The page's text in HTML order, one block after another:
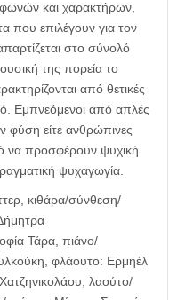
και χαρακτήρων,
που επιλέγουν για τον
στο σύνολό
της πορεία το
από θετικές
Εμπνεόμενοι από απλές
φύση είτε ανθρώπινες
να προσφέρουν ψυχική
ψυχαγωγία.
κιθάρα/σύνθεση/
Τάρα, πιάνο/
φλάουτο: Ερμηέλ
λαούτο/